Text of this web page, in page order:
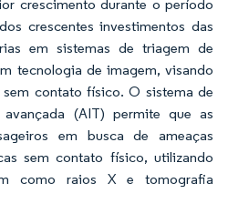
crescimento durante o período
crescentes investimentos das
em sistemas de triagem de
tecnologia de imagem, visando
contato físico. O sistema de
(AIT) permite que as
em busca de ameaças
sem contato físico, utilizando
como raios X e tomografia